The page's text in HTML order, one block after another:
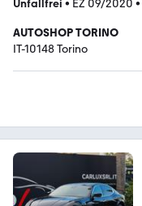
Unfallfrei • EZ 09/2020 •
AUTOSHOP TORINO
IT-10148 Torino